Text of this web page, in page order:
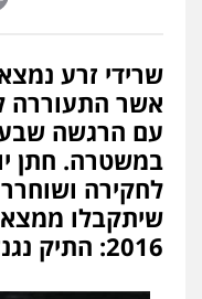
שרידי זרע
אשר התעוררה
עם הרגשה
במשטרה. חתן
לחקירה
שיתקבלו
2016: התיק נגנז מחוסר ראיות